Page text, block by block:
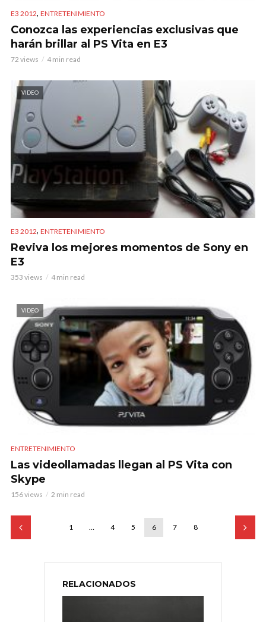
E3 2012, ENTRETENIMIENTO
Conozca las experiencias exclusivas que
harán brillar al PS Vita en E3
72 views 4 min read
VIDEO
E3 2012, ENTRETENIMIENTO
Reviva los mejores momentos de Sony en
E3
353 views 4 min read
VIDEO
ENTRETENIMIENTO
Las videollamadas llegan al PS Vita con
Skype
156 views 2 min read
1 … 4 5 6 7 8
RELACIONADOS